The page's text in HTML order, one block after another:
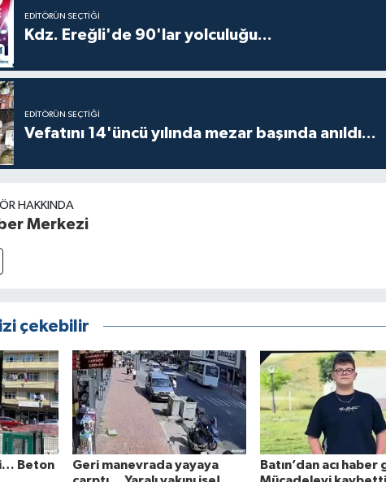
EDITÖRÜN SEÇTIĞI
Kdz. Ereğli'de 90'lar yolculuğu...
EDITÖRÜN SEÇTIĞI
Vefatını 14'üncü yılında mezar başında anıldı...
HAKKINDA
Merkezi
çekebilir
Beton
Geri manevrada yayaya
Batın’dan acı